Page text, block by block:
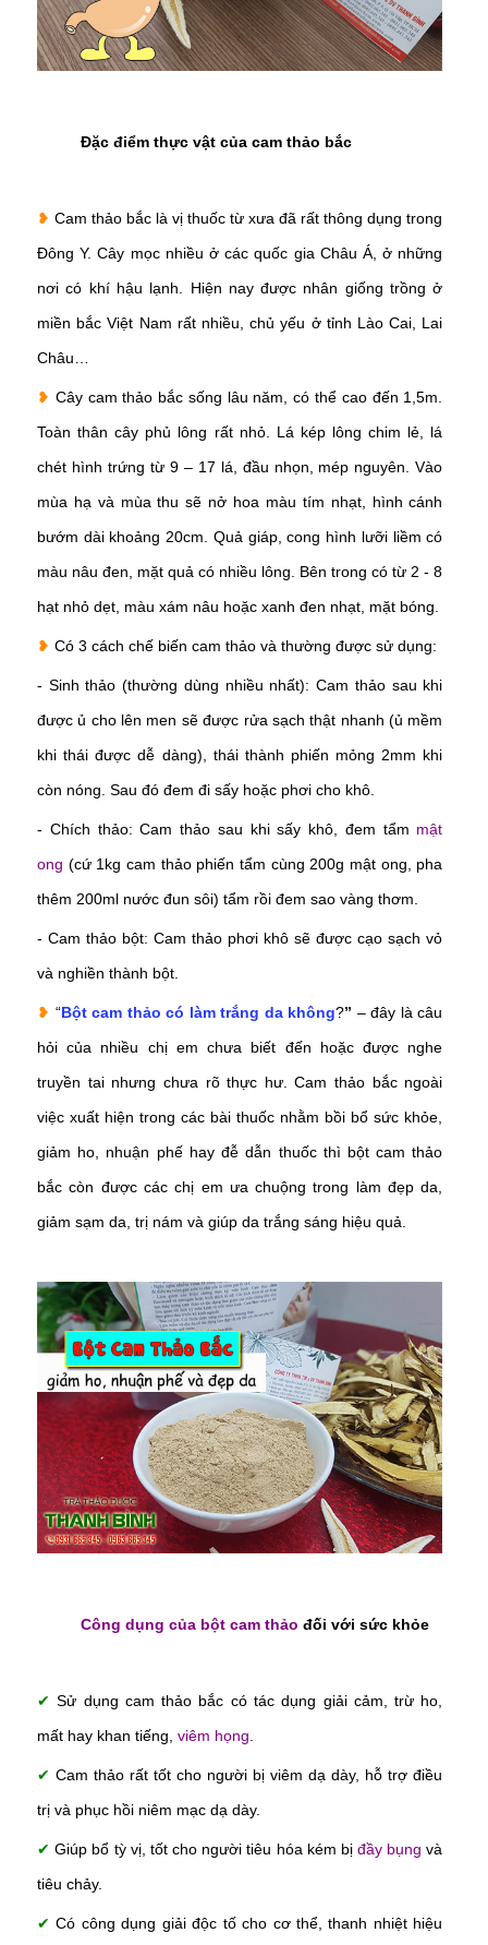
Đặc điểm thực vật của cam thảo bắc
❥Cam thảo bắc là vị thuốc từ xưa đã rất thông dụng trong
Đông Y. Cây mọc nhiều ở các quốc gia Châu Á, ở những
nơi có khí hậu lạnh. Hiện nay được nhân giống trồng ở
miền bắc Việt Nam rất nhiều, chủ yếu ở tỉnh Lào Cai, Lai
Châu…
❥ Cây cam thảo bắc sống lâu năm, có thể cao đến 1,5m.
Toàn thân cây phủ lông rất nhỏ. Lá kép lông chim lẻ, lá
chét hình trứng từ 9 – 17 lá, đầu nhọn, mép nguyên. Vào
mùa hạ và mùa thu sẽ nở hoa màu tím nhạt, hình cánh
bướm dài khoảng 20cm. Quả giáp, cong hình lưỡi liềm có
màu nâu đen, mặt quả có nhiều lông. Bên trong có từ 2 - 8
hạt nhỏ dẹt, màu xám nâu hoặc xanh đen nhạt, mặt bóng.
❥ Có 3 cách chế biến cam thảo và thường được sử dụng:
- Sinh thảo (thường dùng nhiều nhất): Cam thảo sau khi
được ủ cho lên men sẽ được rửa sạch thật nhanh (ủ mềm
khi thái được dễ dàng), thái thành phiến mỏng 2mm khi
còn nóng. Sau đó đem đi sấy hoặc phơi cho khô.
- Chích thảo: Cam thảo sau khi sấy khô, đem tẩm mật
ong (cứ 1kg cam thảo phiến tẩm cùng 200g mật ong, pha
thêm 200ml nước đun sôi) tẩm rồi đem sao vàng thơm.
- Cam thảo bột: Cam thảo phơi khô sẽ được cạo sạch vỏ
và nghiền thành bột.
❥ “Bột cam thảo có làm trắng da không?” – đây là câu
hỏi của nhiều chị em chưa biết đến hoặc được nghe
truyền tai nhưng chưa rõ thực hư. Cam thảo bắc ngoài
việc xuất hiện trong các bài thuốc nhằm bồi bổ sức khỏe,
giảm ho, nhuận phế hay đễ dẫn thuốc thì bột cam thảo
bắc còn được các chị em ưa chuộng trong làm đẹp da,
giảm sạm da, trị nám và giúp da trắng sáng hiệu quả.
Công dụng của bột cam thảo đối với sức khỏe
✔Sử dụng cam thảo bắc có tác dụng giải cảm, trừ ho,
mất hay khan tiếng, viêm họng
✔Cam thảo rất tốt cho người bị viêm dạ dày, hỗ trợ điều
trị và phục hồi niêm mạc dạ dày.
✔Giúp bổ tỳ vị, tốt cho người tiêu hóa kém bịđầy bụng và
tiêu chảy.
✔Có công dụng giải độc tố cho cơ thể, thanh nhiệt hiệu